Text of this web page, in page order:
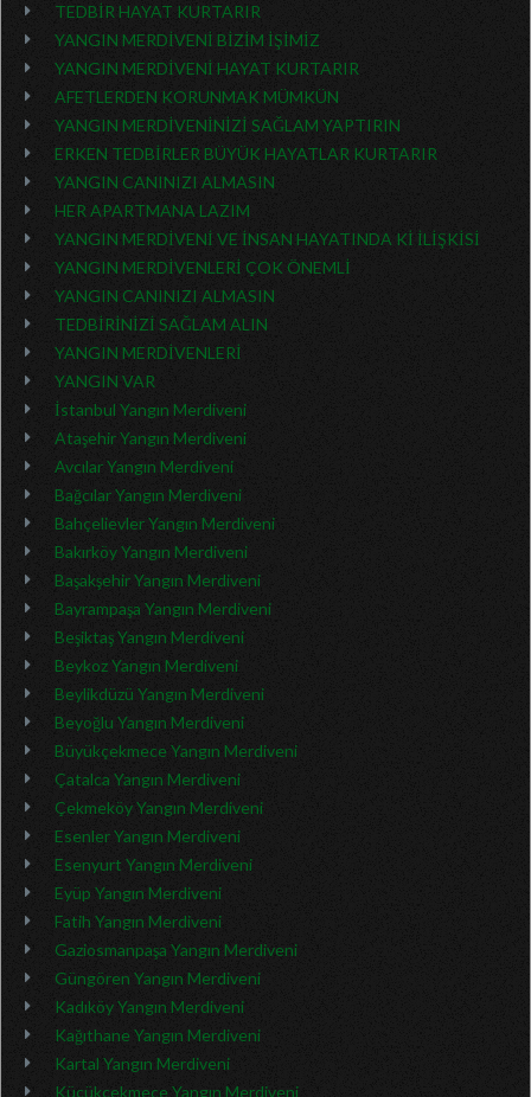
TEDBİR HAYAT KURTARIR
YANGIN MERDİVENİ BİZİM İŞİMİZ
YANGIN MERDİVENİ HAYAT KURTARIR
AFETLERDEN KORUNMAK MÜMKÜN
YANGIN MERDİVENİNİZİ SAĞLAM YAPTIRIN
ERKEN TEDBİRLER BÜYÜK HAYATLAR KURTARIR
YANGIN CANINIZI ALMASIN
HER APARTMANA LAZIM
YANGIN MERDİVENİ VE İNSAN HAYATINDA Kİ İLİŞKİSİ
YANGIN MERDİVENLERİ ÇOK ÖNEMLİ
YANGIN CANINIZI ALMASIN
TEDBİRİNİZİ SAĞLAM ALIN
YANGIN MERDİVENLERİ
YANGIN VAR
İstanbul Yangın Merdiveni
Ataşehir Yangın Merdiveni
Avcılar Yangın Merdiveni
Bağcılar Yangın Merdiveni
Bahçelievler Yangın Merdiveni
Bakırköy Yangın Merdiveni
Başakşehir Yangın Merdiveni
Bayrampaşa Yangın Merdiveni
Beşiktaş Yangın Merdiveni
Beykoz Yangın Merdiveni
Beylikdüzü Yangın Merdiveni
Beyoğlu Yangın Merdiveni
Büyükçekmece Yangın Merdiveni
Çatalca Yangın Merdiveni
Çekmeköy Yangın Merdiveni
Esenler Yangın Merdiveni
Esenyurt Yangın Merdiveni
Eyüp Yangın Merdiveni
Fatih Yangın Merdiveni
Gaziosmanpaşa Yangın Merdiveni
Güngören Yangın Merdiveni
Kadıköy Yangın Merdiveni
Kağıthane Yangın Merdiveni
Kartal Yangın Merdiveni
Küçükçekmece Yangın Merdiveni